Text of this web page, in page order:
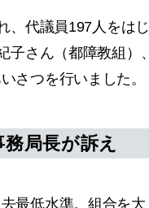
、代議員197人をはじ
さん（都障教組）、
さつを行いました。
局長が訴え
最低水準。組合を大